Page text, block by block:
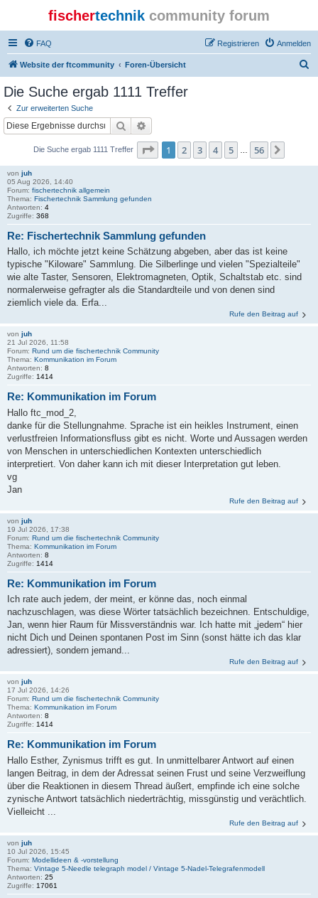
fischertechnik community forum
FAQ Anmelden
Registrieren
Website der ftcommunity Foren-Übersicht
Die Suche ergab 1111 Treffer
Zur erweiterten Suche
Suche
Die Suche ergab 1111 Treffer Seite 1von 56
1 2 3 4 5 56
von juh
05 Aug 2026, 14:40
Forum: fischertechnik allgemein
Thema: Fischertechnik Sammlung gefunden
Antworten: 4
Zugriffe: 368
Re: Fischertechnik Sammlung gefunden
Hallo, ich möchte jetzt keine Schätzung abgeben, aber das ist keine
typische "Kiloware" Sammlung. Die Silberlinge und vielen "Spezialteile"
wie alte Taster, Sensoren, Elektromagneten, Optik, Schaltstab etc. sind
normalerweise gefragter als die Standardteile und von denen sind
ziemlich viele da. Erfa...
Rufe den Beitrag auf
von juh
21 Jul 2026, 11:58
Forum: Rund um die fischertechnik Community
Thema: Kommunikation im Forum
Antworten: 8
Zugriffe: 1414
Re: Kommunikation im Forum
Hallo ftc_mod_2,
danke für die Stellungnahme. Sprache ist ein heikles Instrument, einen
verlustfreien Informationsfluss gibt es nicht. Worte und Aussagen werden
von Menschen in unterschiedlichen Kontexten unterschiedlich
interpretiert. Von daher kann ich mit dieser Interpretation gut leben.
vg
Jan
Rufe den Beitrag auf
von juh
19 Jul 2026, 17:38
Forum: Rund um die fischertechnik Community
Thema: Kommunikation im Forum
Antworten: 8
Zugriffe: 1414
Re: Kommunikation im Forum
Ich rate auch jedem, der meint, er könne das, noch einmal
nachzuschlagen, was diese Wörter tatsächlich bezeichnen. Entschuldige,
Jan, wenn hier Raum für Missverständnis war. Ich hatte mit „jedem“ hier
nicht Dich und Deinen spontanen Post im Sinn (sonst hätte ich das klar
adressiert), sondern jemand...
Rufe den Beitrag auf
von juh
17 Jul 2026, 14:26
Forum: Rund um die fischertechnik Community
Thema: Kommunikation im Forum
Antworten: 8
Zugriffe: 1414
Re: Kommunikation im Forum
Hallo Esther, Zynismus trifft es gut. In unmittelbarer Antwort auf einen
langen Beitrag, in dem der Adressat seinen Frust und seine Verzweiflung
über die Reaktionen in diesem Thread äußert, empfinde ich eine solche
zynische Antwort tatsächlich niederträchtig, missgünstig und verächtlich.
Vielleicht ...
Rufe den Beitrag auf
von juh
10 Jul 2026, 15:45
Forum: Modellideen & -vorstellung
Thema: Vintage 5-Needle telegraph model / Vintage 5-Nadel-Telegrafenmodell
Antworten: 25
Zugriffe: 17061